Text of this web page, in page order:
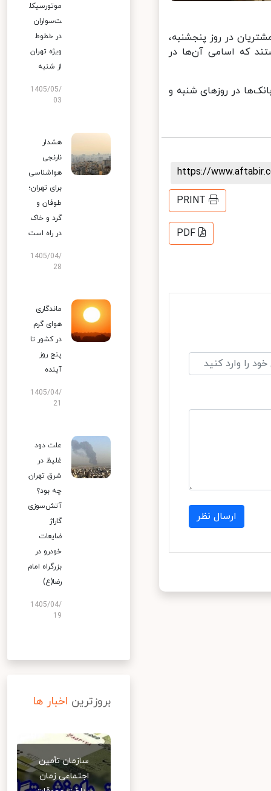
در روز پنجشنبه،
کشیک (از ساعت ۹ الی ۱۱) دایر هستند که اسامی آن‌ها در
در روزهای شنبه و
https://
PRINT
PDF
ارسال نظر
موتورسیکل
ت‌سواران
در خطوط
ویژه تهران
از شنبه
1405/05/
03
هشدار
نارنجی
هواشناسی
برای تهران؛
طوفان و
گرد و خاک
در راه است
1405/04/
28
ماندگاری
هوای گرم
در کشور تا
پنج روز
آینده
1405/04/
علت دود
غلیظ در
شرق تهران
چه بود؟
آتش‌سوزی
گاراژ
ضایعات
خودرو در
بزرگراه امام
رضا(ع)
1405/04/
19
بروزترین اخبار ها
سازمان تأمین
اجتماعی زمان